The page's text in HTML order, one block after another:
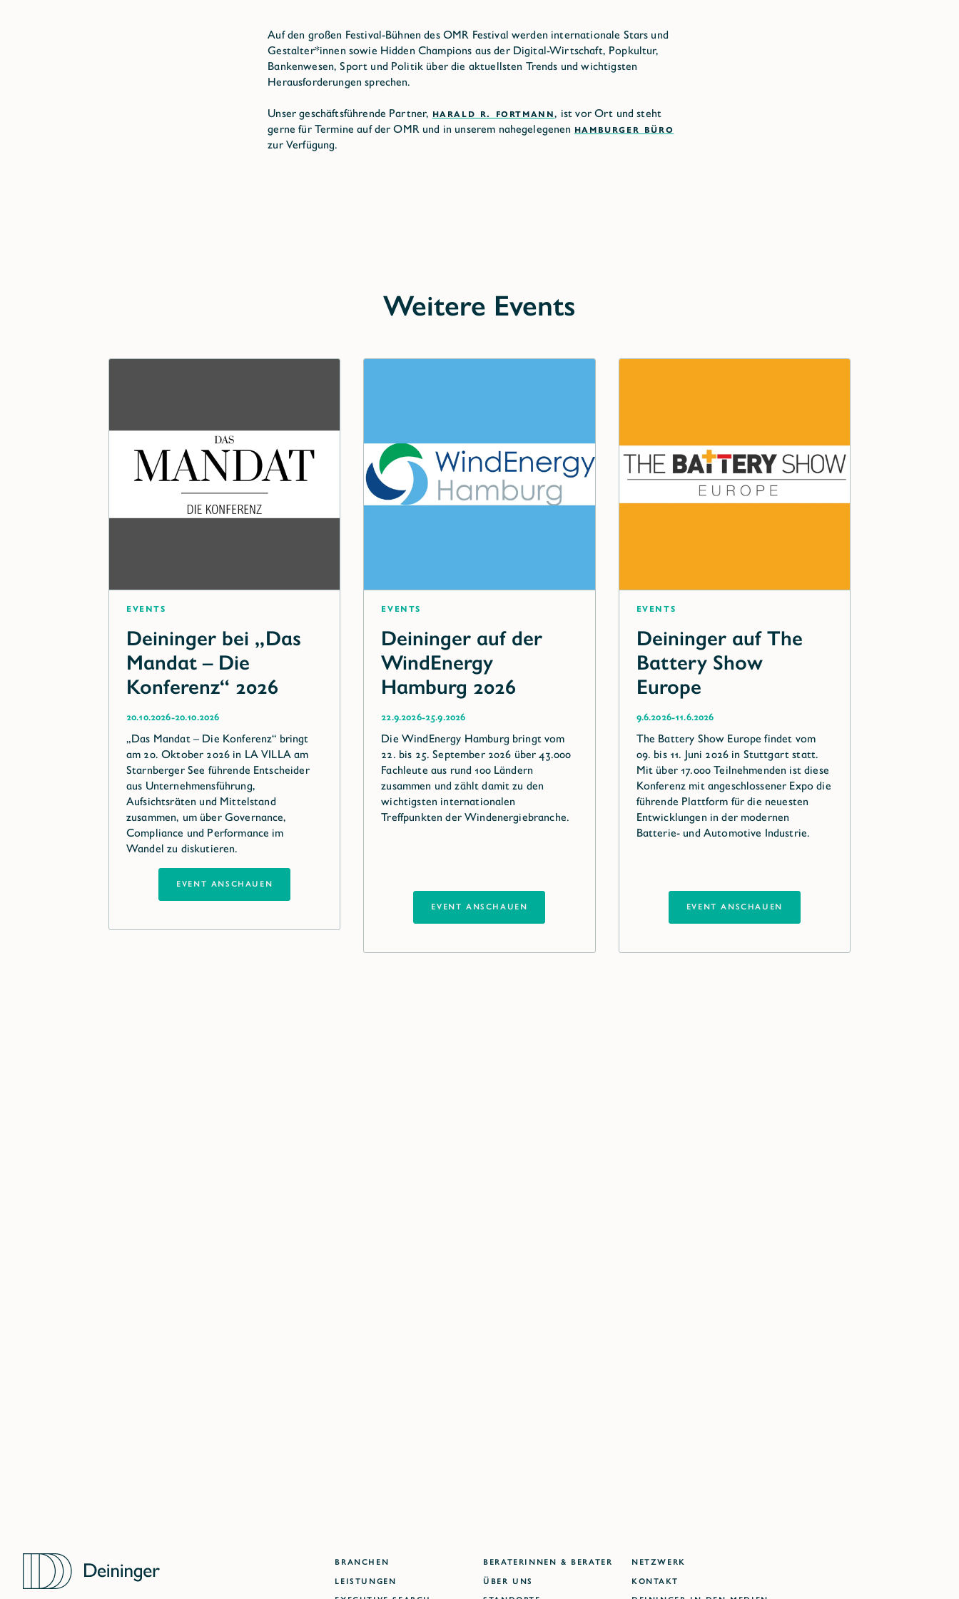
Auf den großen Festival-Bühnen des OMR Festival werden internationale Stars und
Gestalter*innen sowie Hidden Champions aus der Digital-Wirtschaft, Popkultur,
Bankenwesen, Sport und Politik über die aktuellsten Trends und wichtigsten
Herausforderungen sprechen.
Unser geschäftsführende Partner, HARALD R. FORTMANN, ist vor Ort und steht
gerne für Termine auf der OMR und in unserem nahegelegenen HAMBURGER BÜRO
zur Verfügung.
Weitere Events
Events
Deininger bei „Das
Mandat – Die
Konferenz“ 2026
20.10.2026-20.10.2026
„Das Mandat – Die Konferenz“ bringt
am 20. Oktober 2026 in LA VILLA am
Starnberger See führende Entscheider
aus Unternehmensführung,
Aufsichtsräten und Mittelstand
zusammen, um über Governance,
Compliance und Performance im
Wandel zu diskutieren.
EVENT ANSCHAUEN
EVENT ANSCHAUEN
Events
Deininger auf der
WindEnergy
Hamburg 2026
22.9.2026-25.9.2026
Die WindEnergy Hamburg bringt vom
22. bis 25. September 2026 über 43.000
Fachleute aus rund 100 Ländern
zusammen und zählt damit zu den
wichtigsten internationalen
Treffpunkten der Windenergiebranche.
EVENT ANSCHAUEN
EVENT ANSCHAUEN
Events
Deininger auf The
Battery Show
Europe
9.6.2026-11.6.2026
The Battery Show Europe findet vom
09. bis 11. Juni 2026 in Stuttgart statt.
Mit über 17.000 Teilnehmenden ist diese
Konferenz mit angeschlossener Expo die
führende Plattform für die neuesten
Entwicklungen in der modernen
Batterie- und Automotive Industrie.
EVENT ANSCHAUEN
EVENT ANSCHAUEN
BRANCHEN
LEISTUNGEN
BERATERINNEN & BERATER
ÜBER UNS
NETZWERK
KONTAKT